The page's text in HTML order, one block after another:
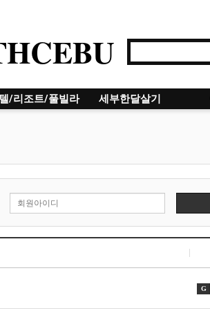
/리조트/풀빌라 세부한달살기
G